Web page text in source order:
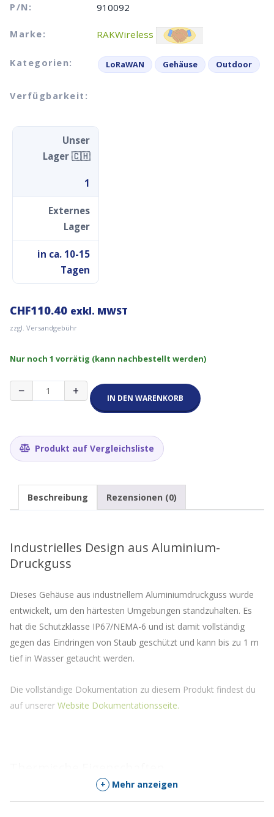
P/N: 910092
Marke: RAKWireless
Kategorien: LoRaWAN Gehäuse Outdoor
Verfügbarkeit:
Unser
Lager 🇨🇭
1
Externes
Lager
in ca. 10-15
Tagen
CHF110.40 exkl. MWST
zzgl. Versandgebühr
Nur noch 1 vorrätig (kann nachbestellt werden)
−
RAKWireless
Outdoor
+ IN DEN WARENKORB
Produkt auf Vergleichsliste
Beschreibung Rezensionen (0)
Industrielles Design aus Aluminium-
Druckguss
Dieses Gehäuse aus industriellem Aluminiumdruckguss wurde
entwickelt, um den härtesten Umgebungen standzuhalten. Es
hat die Schutzklasse IP67/NEMA-6 und ist damit vollständig
gegen das Eindringen von Staub geschützt und kann bis zu 1 m
tief in Wasser getaucht werden.
Die vollständige Dokumentation zu diesem Produkt findest du
auf unserer Website Dokumentationsseite.
Betriebstemperaturbereich der Gehäusedichtung: -60°C bis
+ Mehr anzeigen